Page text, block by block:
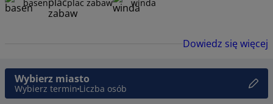
basen plac zabaw winda
Dowiedz się więcej
Wybierz miasto
Wybierz termin Liczba osób